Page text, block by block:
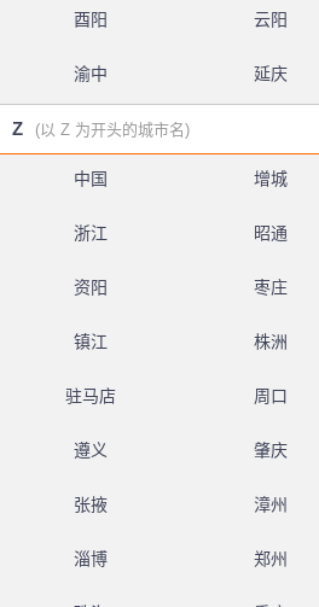
酉阳 云阳
渝中 延庆
Z (以 Z 为开头的城市名)
中国 增城
浙江 昭通
资阳 枣庄
镇江 株洲
驻马店 周口
遵义 肇庆
张掖 漳州
淄博 郑州